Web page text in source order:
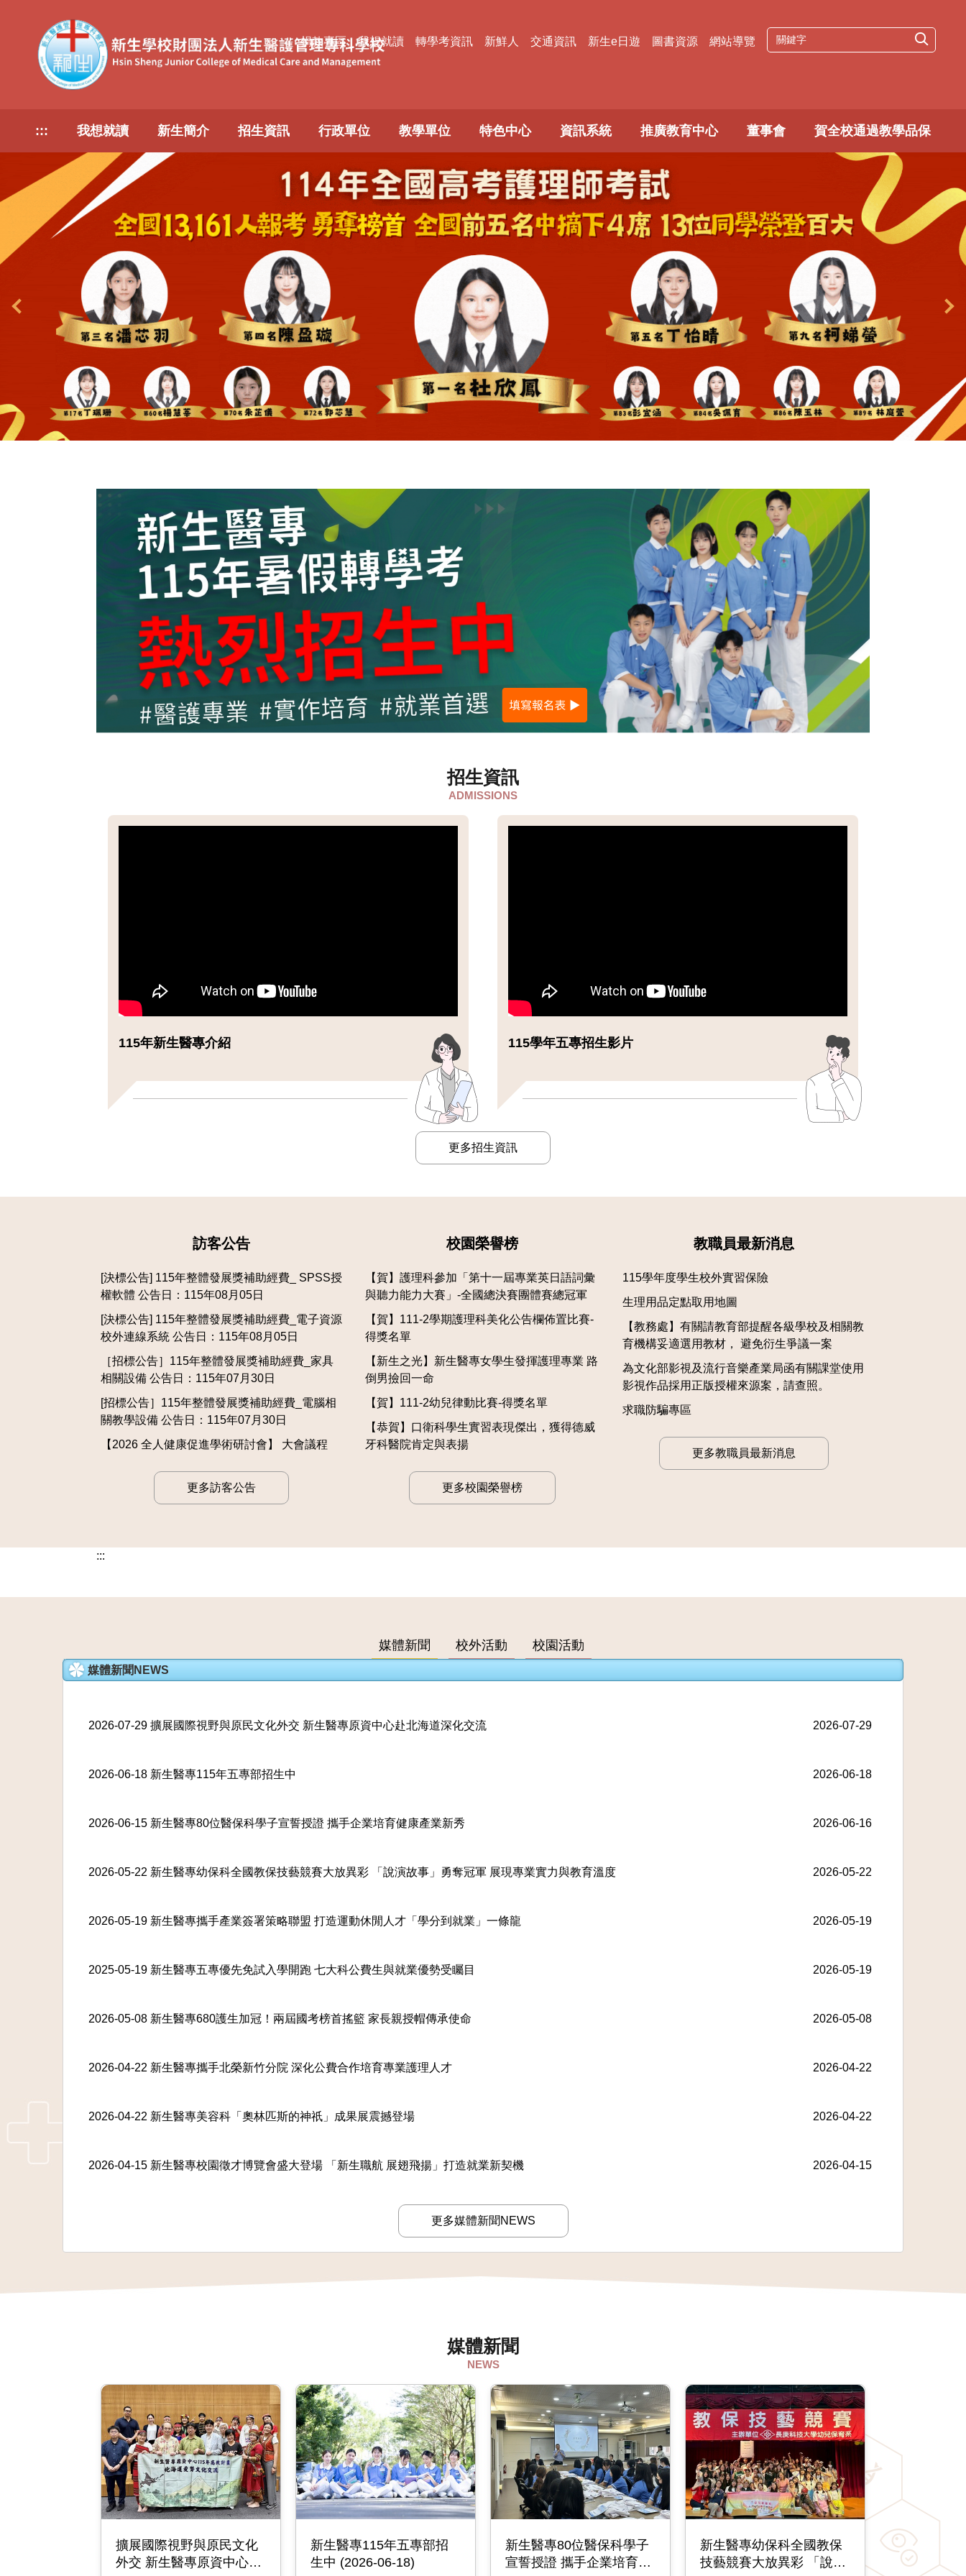
捐款專區 我想就讀 轉學考資訊 新鮮人 交通資訊 新生e日遊 圖書資源 網站導覽
::: 我想就讀 新生簡介 招生資訊 行政單位 教學單位 特色中心 資訊系統 推廣教育中心 董事會 賀全校通過教學品保
招生資訊
ADMISSIONS
115年新生醫專介紹 115學年五專招生影片
更多招生資訊
訪客公告
[決標公告] 115年整體發展獎補助經費_ SPSS授
權軟體 公告日：115年08月05日
[決標公告] 115年整體發展獎補助經費_電子資源
校外連線系統 公告日：115年08月05日
［招標公告］115年整體發展獎補助經費_家具
相關設備 公告日：115年07月30日
[招標公告］115年整體發展獎補助經費_電腦相
關教學設備 公告日：115年07月30日
【2026 全人健康促進學術研討會】 大會議程
更多訪客公告
校園榮譽榜
【賀】護理科參加「第十一屆專業英日語詞彙
與聽力能力大賽」-全國總決賽團體賽總冠軍
【賀】111-2學期護理科美化公告欄佈置比賽-
得獎名單
【新生之光】新生醫專女學生發揮護理專業 路
倒男撿回一命
【賀】111-2幼兒律動比賽-得獎名單
【恭賀】口衛科學生實習表現傑出，獲得德威
牙科醫院肯定與表揚
更多校園榮譽榜
教職員最新消息
115學年度學生校外實習保險
生理用品定點取用地圖
【教務處】有關請教育部提醒各級學校及相關教
育機構妥適選用教材， 避免衍生爭議一案
為文化部影視及流行音樂產業局函有關課堂使用
影視作品採用正版授權來源案，請查照。
求職防騙專區
更多教職員最新消息
:::
媒體新聞 校外活動 校園活動
媒體新聞NEWS
2026-07-29 擴展國際視野與原民文化外交 新生醫專原資中心赴北海道深化交流 2026-07-29
2026-06-18 新生醫專115年五專部招生中 2026-06-18
2026-06-15 新生醫專80位醫保科學子宣誓授證 攜手企業培育健康產業新秀 2026-06-16
2026-05-22 新生醫專幼保科全國教保技藝競賽大放異彩 「說演故事」勇奪冠軍 展現專業實力與教育溫度 2026-05-22
2026-05-19 新生醫專攜手產業簽署策略聯盟 打造運動休閒人才「學分到就業」一條龍 2026-05-19
2025-05-19 新生醫專五專優先免試入學開跑 七大科公費生與就業優勢受矚目 2026-05-19
2026-05-08 新生醫專680護生加冠！兩屆國考榜首搖籃 家長親授帽傳承使命 2026-05-08
2026-04-22 新生醫專攜手北榮新竹分院 深化公費合作培育專業護理人才 2026-04-22
2026-04-22 新生醫專美容科「奧林匹斯的神祇」成果展震撼登場 2026-04-22
2026-04-15 新生醫專校園徵才博覽會盛大登場 「新生職航 展翅飛揚」打造就業新契機 2026-04-15
更多媒體新聞NEWS
媒體新聞
NEWS
擴展國際視野與原民文化
外交 新生醫專原資中心赴
新生醫專115年五專部招
生中 (2026-06-18)
新生醫專80位醫保科學子
宣誓授證 攜手企業培育健
新生醫專幼保科全國教保
技藝競賽大放異彩 「說演